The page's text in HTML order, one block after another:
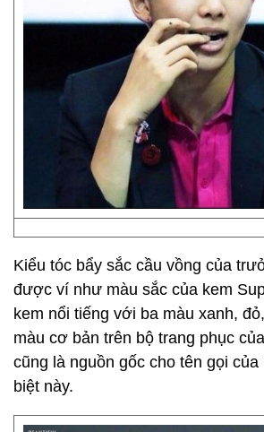
Kiểu tóc bẩy sắc cầu vồng của
được ví như màu sắc của kem
kem nổi tiếng với ba màu xanh,
màu cơ bản trên bộ trang phục
cũng là nguồn gốc cho tên gọi của
biệt này.